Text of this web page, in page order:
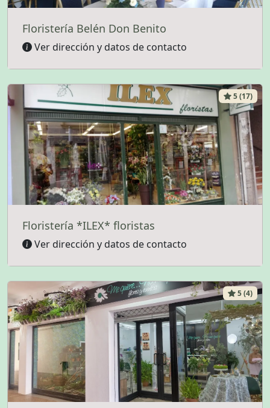
Floristería Belén Don Benito
Ver dirección y datos de contacto
5 (17)
Floristería *ILEX* floristas
Ver dirección y datos de contacto
5 (4)